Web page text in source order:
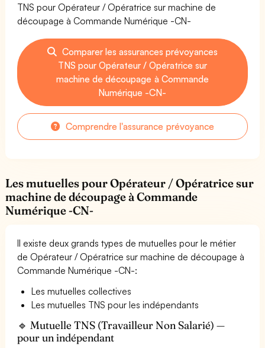
TNS pour Opérateur / Opératrice sur machine de
découpage à Commande Numérique -CN-
Comparer les assurances prévoyances
TNS pour Opérateur / Opératrice sur
machine de découpage à Commande
Numérique -CN-
Comprendre l'assurance prévoyance
Les mutuelles pour Opérateur / Opératrice sur
machine de découpage à Commande
Numérique -CN-
Il existe deux grands types de mutuelles pour le métier
de Opérateur / Opératrice sur machine de découpage à
Commande Numérique -CN-:
Les mutuelles collectives
Les mutuelles TNS pour les indépendants
🔹 Mutuelle TNS (Travailleur Non Salarié) —
pour un indépendant